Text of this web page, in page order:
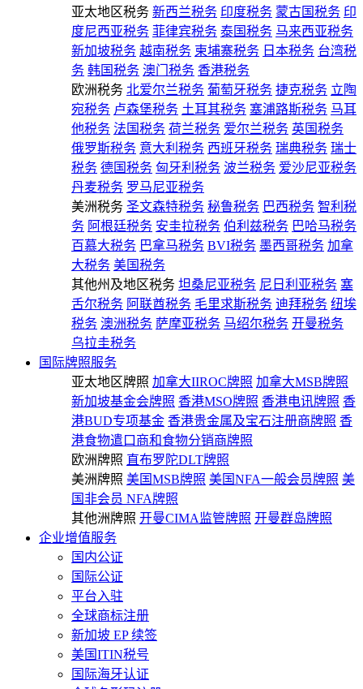
亚太地区税务 新西兰税务 印度税务 蒙古国税务 印
度尼西亚税务 菲律宾税务 泰国税务 马来西亚税务
新加坡税务 越南税务 柬埔寨税务 日本税务 台湾税
务 韩国税务 澳门税务 香港税务
欧洲税务 北爱尔兰税务 葡萄牙税务 捷克税务 立陶
宛税务 卢森堡税务 土耳其税务 塞浦路斯税务 马耳
他税务 法国税务 荷兰税务 爱尔兰税务 英国税务
俄罗斯税务 意大利税务 西班牙税务 瑞典税务 瑞士
税务 德国税务 匈牙利税务 波兰税务 爱沙尼亚税务
丹麦税务 罗马尼亚税务
美洲税务 圣文森特税务 秘鲁税务 巴西税务 智利税
务 阿根廷税务 安圭拉税务 伯利兹税务 巴哈马税务
百慕大税务 巴拿马税务 BVI税务 墨西哥税务 加拿
大税务 美国税务
其他州及地区税务 坦桑尼亚税务 尼日利亚税务 塞
舌尔税务 阿联酋税务 毛里求斯税务 迪拜税务 纽埃
税务 澳洲税务 萨摩亚税务 马绍尔税务 开曼税务
乌拉圭税务
国际牌照服务
亚太地区牌照 加拿大IIROC牌照 加拿大MSB牌照
新加坡基金会牌照 香港MSO牌照 香港电讯牌照 香
港BUD专项基金 香港贵金属及宝石注册商牌照 香
港食物遣口商和食物分销商牌照
欧洲牌照 直布罗陀DLT牌照
美洲牌照 美国MSB牌照 美国NFA一般会员牌照 美
国非会员 NFA牌照
其他洲牌照 开曼CIMA监管牌照 开曼群岛牌照
企业增值服务
国内公证
国际公证
平台入驻
全球商标注册
新加坡 EP 续签
美国ITIN税号
国际海牙认证